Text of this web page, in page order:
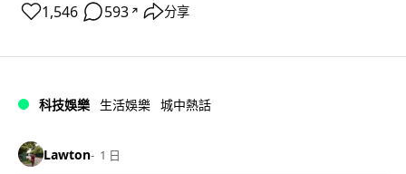
1,546 593 ↗ 分享
科技娛樂 生活娛樂 城中熱話
Lawton 1 日